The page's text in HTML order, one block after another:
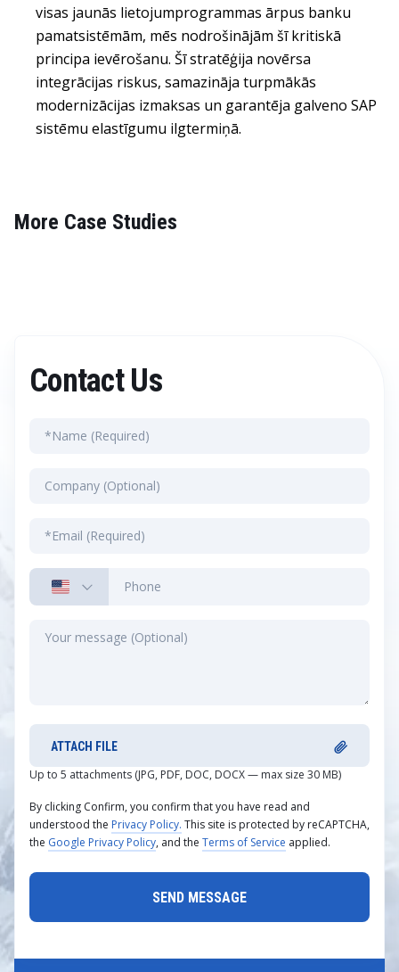
visas jaunās lietojumprogrammas ārpus banku
pamatsistēmām, mēs nodrošinājām šī kritiskā
principa ievērošanu. Šī stratēģija novērsa
integrācijas riskus, samazināja turpmākās
modernizācijas izmaksas un garantēja galveno SAP
sistēmu elastīgumu ilgtermiņā.
More Case Studies
Contact Us
ATTACH FILE
Up to 5 attachments (JPG, PDF, DOC, DOCX — max size 30 MB)
By clicking Confirm, you confirm that you have read and
understood the Privacy Policy. This site is protected by reCAPTCHA,
the Google Privacy Policy, and the Terms of Service applied.